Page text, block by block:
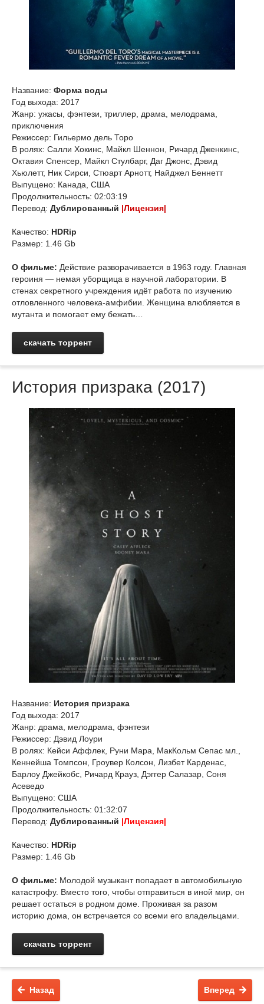
Название: Форма воды
Год выхода: 2017
Жанр: ужасы, фэнтези, триллер, драма, мелодрама,
приключения
Режиссер: Гильермо дель Торо
В ролях: Салли Хокинс, Майкл Шеннон, Ричард Дженкинс,
Октавия Спенсер, Майкл Стулбарг, Даг Джонс, Дэвид
Хьюлетт, Ник Сирси, Стюарт Арнотт, Найджел Беннетт
Выпущено: Канада, США
Продолжительность: 02:03:19
Перевод: Дублированный |Лицензия|
Качество: HDRip
Размер: 1.46 Gb
О фильме: Действие разворачивается в 1963 году. Главная
героиня — немая уборщица в научной лаборатории. В
стенах секретного учреждения идёт работа по изучению
отловленного человека-амфибии. Женщина влюбляется в
мутанта и помогает ему бежать…
скачать торрент
История призрака (2017)
Название: История призрака
Год выхода: 2017
Жанр: драма, мелодрама, фэнтези
Режиссер: Дэвид Лоури
В ролях: Кейси Аффлек, Руни Мара, МакКольм Сепас мл.,
Кеннейша Томпсон, Гроувер Колсон, Лизбет Карденас,
Барлоу Джейкобс, Ричард Крауз, Дэггер Салазар, Соня
Асеведо
Выпущено: США
Продолжительность: 01:32:07
Перевод: Дублированный |Лицензия|
Качество: HDRip
Размер: 1.46 Gb
О фильме: Молодой музыкант попадает в автомобильную
катастрофу. Вместо того, чтобы отправиться в иной мир, он
решает остаться в родном доме. Проживая за разом
историю дома, он встречается со всеми его владельцами.
скачать торрент
Назад Вперед